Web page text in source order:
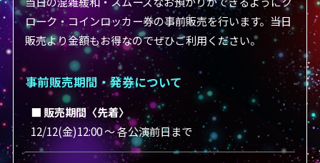
ローク・コインロッカー券の事前販売を行います。当日
販売より金額もお得なのでぜひご利用ください。
事前販売期間・発券について
■ 販売期間〈先着〉
12/12(金)12:00 ～ 各公演前日まで